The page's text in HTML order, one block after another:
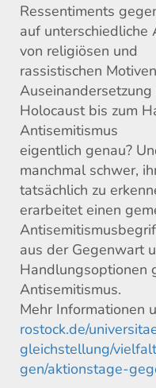
Ressentiments
auf unterschiedliche
von religiösen und
rassistischen
Holocaust bis zum
Antisemitismus
eigentlich genau?
manchmal schwer,
tatsächlich zu
erarbeitet einen
aus der Gegenwart
Handlungsoptionen
Antisemitismus.
Mehr Informationen
rostock.de/
gleichstellung/
gen/aktionstage-